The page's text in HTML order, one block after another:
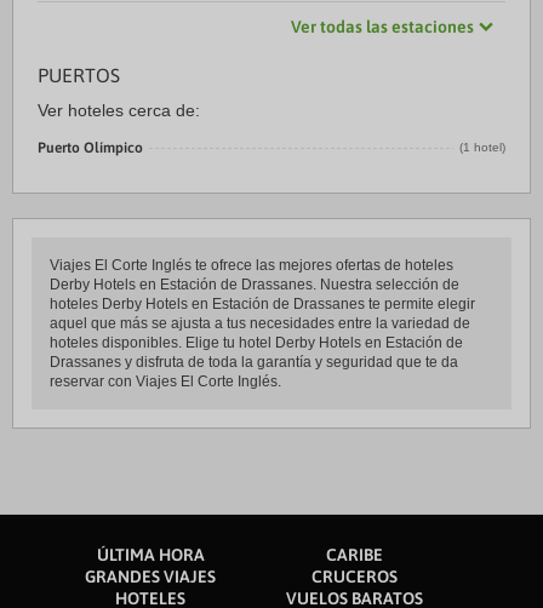
Ver todas las estaciones
PUERTOS
Ver hoteles cerca de:
Puerto Olímpico (1 hotel)
Viajes El Corte Inglés te ofrece las mejores ofertas de hoteles
Derby Hotels en Estación de Drassanes. Nuestra selección de
hoteles Derby Hotels en Estación de Drassanes te permite elegir
aquel que más se ajusta a tus necesidades entre la variedad de
hoteles disponibles. Elige tu hotel Derby Hotels en Estación de
Drassanes y disfruta de toda la garantía y seguridad que te da
reservar con Viajes El Corte Inglés.
ÚLTIMA HORA
CARIBE
GRANDES VIAJES
CRUCEROS
HOTELES
VUELOS BARATOS